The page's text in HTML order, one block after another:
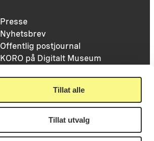
Tillat alle
Tillat utvalg
Presse
Nyhetsbrev
Offentlig postjournal
KORO på Digitalt Museum